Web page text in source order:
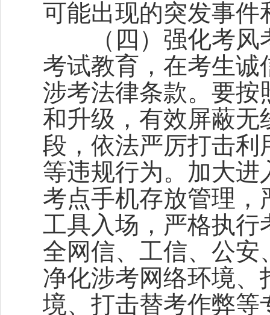
可能出现的突发事件
（四）强化考风
考试教育，在考生
涉考法律条款。要按
和升级，有效屏蔽无
段，依法严厉打击利
等违规行为。加大
考点手机存放管理
工具入场，严格执行
全网信、工信、公
净化涉考网络环境
境、打击替考作弊等